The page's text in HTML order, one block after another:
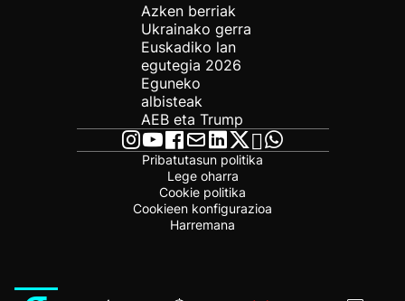
Azken berriak
Ukrainako gerra
Euskadiko lan
egutegia 2026
Eguneko
albisteak
AEB eta Trump
Pribatutasun politika
Lege oharra
Cookie politika
Cookieen konfigurazioa
Harremana